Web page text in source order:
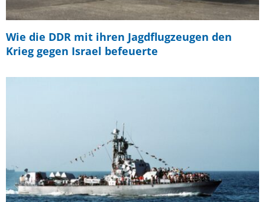
Wie die DDR mit ihren Jagdflugzeugen den
Krieg gegen Israel befeuerte